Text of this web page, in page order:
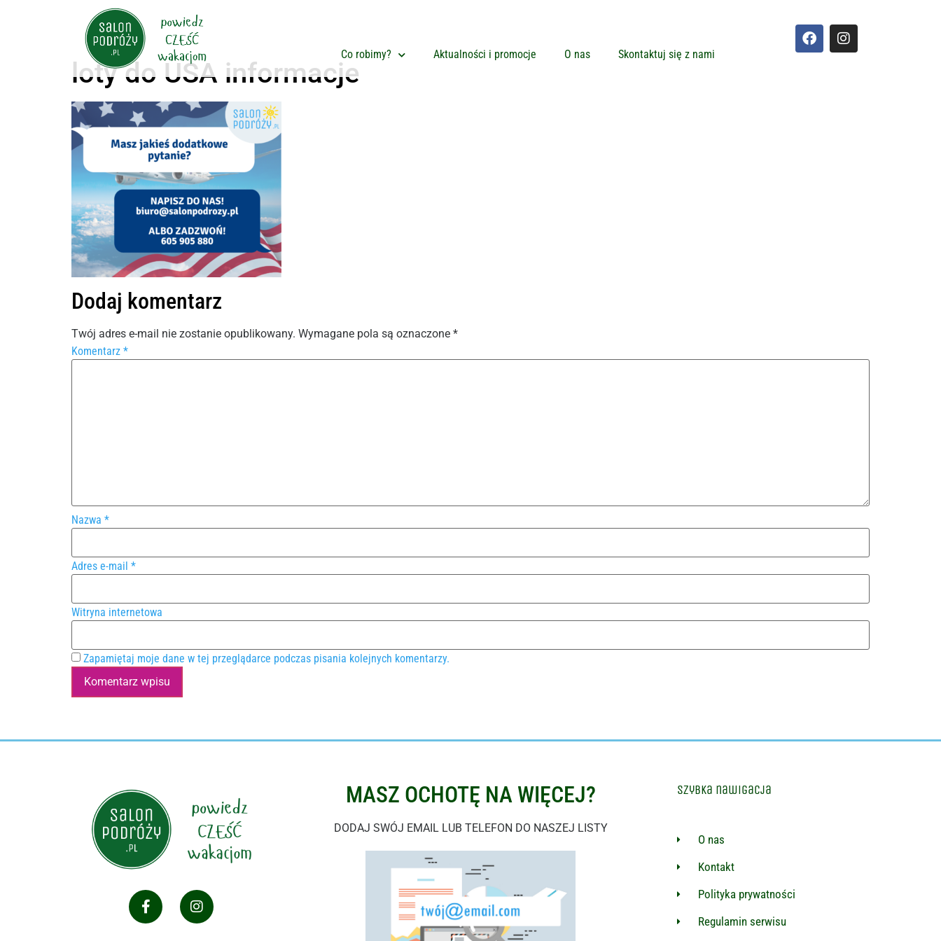
Co robimy? Aktualności i promocje O nas Skontaktuj się z nami
loty do USA informacje
Dodaj komentarz
Twój adres e-mail nie zostanie opublikowany. Wymagane pola są oznaczone *
Komentarz *
Nazwa *
Adres e-mail *
Witryna internetowa
Zapamiętaj moje dane w tej przeglądarce podczas pisania kolejnych komentarzy.
MASZ OCHOTĘ NA WIĘCEJ?
DODAJ SWÓJ EMAIL LUB TELEFON DO NASZEJ LISTY
Szybka nawigacja
O nas
Kontakt
Polityka prywatności
Regulamin serwisu